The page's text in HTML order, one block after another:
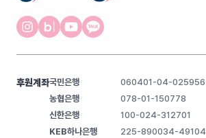
후원계좌국민은행
060401-04-025956
농협은행
078-01-150778
신한은행
100-024-312701
KEB하나은행
225-890034-49104